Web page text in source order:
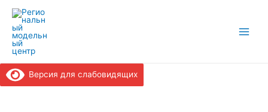
содержимому
Версия для слабовидящих